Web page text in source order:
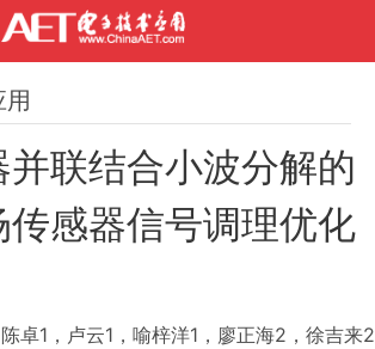
用
并联结合小波分解的
传感器信号调理优化
卓1，卢云1，喻梓洋1，廖正海2，徐吉来2